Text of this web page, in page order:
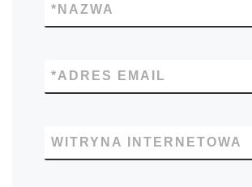
NAZWA
*
ADRES EMAIL
*
WITRYNA INTERNETOWA